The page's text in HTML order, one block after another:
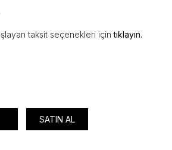
taksit seçenekleri içintıklayın.
SATIN AL